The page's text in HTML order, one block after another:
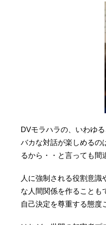
DVモラハラの、いわゆ
バカな対話が楽しめるの
るから・・と言っても間
人に強制される役割意
な人間関係を作ることも
自己決定を尊重する態度